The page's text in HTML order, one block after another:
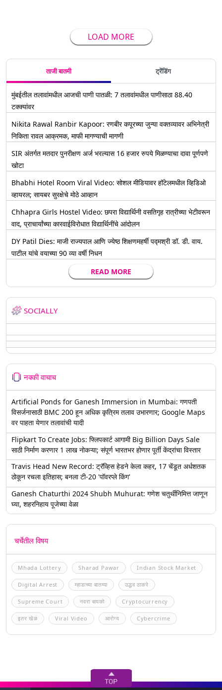
LOAD MORE
ताजी बातमी ट्रेंडिंग
मुंबईतील तलावांमधील आजची पाणी पातळी: 7 तलावांमधील पाणीसाठा 88.40
टक्क्यांवर
Nikita Rawal Ranbir Kapoor: रणबीर कपूरच्या जुन्या वक्तव्यावर अभिनेत्री
निकिता रावल आक्रमक, माफी मागण्याची मागणी
SIR अंतर्गत मतदार पुनरीक्षण अर्ज भरल्यास 16 हजार रुपये मिळण्याचा दावा पूर्णपणे
खोटा
Bhabhi Hotel Room Viral Video: सोशल मीडियावर हॉटेलमधील व्हिडिओ
व्हायरल; सायबर सुरक्षेचे मोठे आव्हान
Chhapra Girls Hostel Video: छपरा विद्यार्थिनी वसतिगृह रात्रीच्या भेटीवरून
वाद, प्राचार्यांच्या कारवाईविरोधात विद्यार्थिनींचे आंदोलन
DY Patil Dies: माजी राज्यपाल आणि ज्येष्ठ शिक्षणमहर्षी पद्मश्री डॉ. डी. वाय.
पाटील यांचे वयाच्या 90 व्या वर्षी निधन
READ MORE
SOCIALLY
नक्की वाचाच
Artificial Ponds for Ganesh Immersion in Mumbai: गणपती
विसर्जनासाठी BMC 200 हून अधिक कृत्रिम तलाव उभारणार; Google Maps
वर पाहता येणार तलावांची यादी
Flipkart To Create Jobs: फ्लिपकार्ट आगामी Big Billion Days Sale
साठी निर्माण करणार 1 लाख नोकऱ्या; संपूर्ण भारतभर होणार पूर्ती केंद्रांचा विस्तार
Travis Head New Record: ट्रॅव्हिस हेडने केला कहर, 17 चेंडूत अर्धशतक
ठोकून रचला इतिहास; बनला टी-20 'पॉवरप्ले किंग'
Ganesh Chaturthi 2024 Shubh Muhurat: गणेश चतुर्थीनिमित्त जाणून
घ्या, शहरनिहाय पूजेच्या वेळा
चर्चेतील विषय
Mhada Lottery Sharad Pawar Indian Stock Market
Digital Arrest म्हाडाच्या बातम्या उद्धव ठाकरे
Supreme Court नवरा बायको Cryptocurrency
इतर खेळ Viral Video आरोग्य Cybercrime